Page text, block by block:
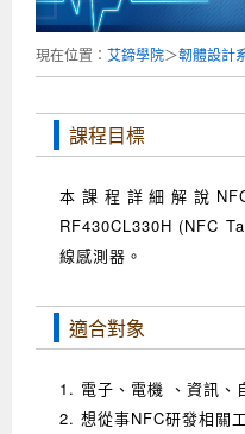
最新補助課程
環境設備
最新職缺
艾鍗新聞
交通資訊
Linux系統建置實務
Linux系統程式設計
Linux驅動程式設計實戰
Linux Socket網路程式設計
Raspberry Pi之Python程
嵌入式Linux開發與AI影
ARM MCU單晶片韌體
USB韌體設計
STM32嵌入式開發實戰
TI MSP430微控制器開發
生醫感測器整合設計班
嵌入式即時作業系統
硬體/IC設計系列課程
全能電路設計實戰班
FPGA 數位IC設計實戰
Allegro/PCB Layout設計
工業電子丙級輔導考照課
SoC FPGA嵌入式設計
[學程]感測電路
AI人工智慧系列課程
iPAS AI應用規劃師能力
AI雲端原生與MLOps自動
AI機器學習與深度學習實
青少年AI人工智慧實作班
AI邊緣運算實作
iPAS經濟部產業人才能力
iPAS AIoT 應用工程師(物
iPAS巨量資料分析師
iPAS機器學習工程師
Kubernetes雲原生實戰班
AI雲端原生與MLOps自動
n8n 零基礎工作自動化
資訊安全實務
物聯網開發系列課程
[學程]物聯網整合開發實戰
Web全端開發應用
嵌入式物聯網開發實戰
5G-SDN通訊系列課程
SDN網路技術與Mininet
ROS機器人開發系列課程
ROS機器手臂控制&演算
影像課程總覽
ARM系列課程
AI雲端原生與MLOps自
n8n 零基礎工作自動化
Vibe Coding：AI 協作全
嵌入式Linux開發系列
嵌入式Linux學程(數位豪
Linux系統程式設計
ARM Boot Loader
使用C語言控制Raspberry
Linux 作業系統實務
MCU韌體開發系列
MCU韌體設計
Edge AI與Pi Pico實作應用
AI邊緣運算實作
AI人工智慧系列課程
Vibe Coding：AI協作全端
生成式AI能力認證
生成式AI基礎模型到
AI雲端原生與MLOps自動
kubernetes雲原生實戰班
AI雲端原生與MLOps自動
Web全端開發應用班
IoT物聯網開發系列
物聯網整合開發與應用
Python硬體控制-Pi Pico
5G - SDN與Mininet實作
iPAS產業人才能力鑑定系列
iPAS AI應用規劃師
iPAS巨量資料分析師
升大學APCS/學習歷程專
APCS檢定 Python課程
C語言程式設計
Raspberry Pi系列
Kubernetes工程師養成班
[假日班]AI邊緣運算實作
[假日班]物聯網資訊安全
企業教育訓練
企業儲值優惠方案
艾鍗企業VIP會員
研發設計服務
電腦教室租借服務[台北]
合作夥伴專區
研討活動
學員專區
會員優惠
資訊專區
廠商求才
學員常見問題
學員權益與報名須知
工程師學習地圖
前進校園
研發實習生計畫
高中生升學超前部署課程
現在位置： 艾鍗學院＞韌體設計
課程目標
本課程詳細解說
RF430CL330H (NFC
線感測器。
適合對象
1. 電子、電機 、資訊、
2. 想從事NFC研發相關